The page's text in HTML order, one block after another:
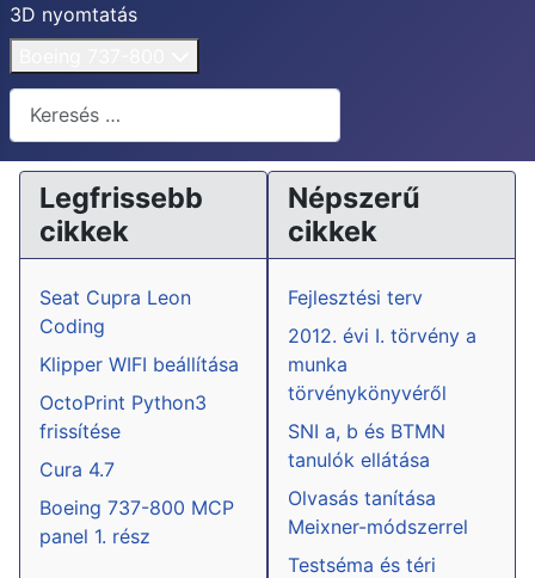
3D nyomtatás
Keresés...
Legfrissebb
cikkek
Seat Cupra Leon
Coding
Klipper WIFI beállítása
OctoPrint Python3
frissítése
Cura 4.7
Boeing 737-800 MCP
panel 1. rész
Népszerű
cikkek
Fejlesztési terv
2012. évi I. törvény a
munka
törvénykönyvéről
SNI a, b és BTMN
tanulók ellátása
Olvasás tanítása
Meixner-módszerrel
Testséma és téri